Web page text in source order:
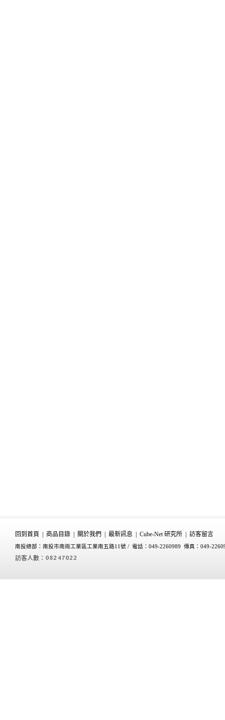
回到首頁 商品目錄 關於我們 最新訊息 Cube-Net 研究所 訪客留言
南投總部：南投市南崗工業區工業南五路11號 / 電話：049-2260989 傳真：049-
訪客人數：